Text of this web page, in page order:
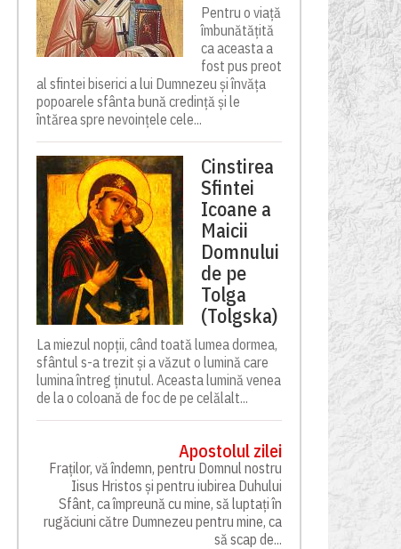
Pentru o viață
îmbunătățită
ca aceasta a
fost pus preot
al sfintei biserici a lui Dumnezeu și învăța
popoarele sfânta bună credință și le
întărea spre nevoințele cele...
Cinstirea
Sfintei
Icoane a
Maicii
Domnului
de pe
Tolga
(Tolgska)
La miezul nopții, când toată lumea dormea,
sfântul s-a trezit și a văzut o lumină care
lumina întreg ținutul. Aceasta lumină venea
de la o coloană de foc de pe celălalt...
Apostolul zilei
Fraților, vă îndemn, pentru Domnul nostru
Iisus Hristos și pentru iubirea Duhului
Sfânt, ca împreună cu mine, să luptați în
rugăciuni către Dumnezeu pentru mine, ca
să scap de...